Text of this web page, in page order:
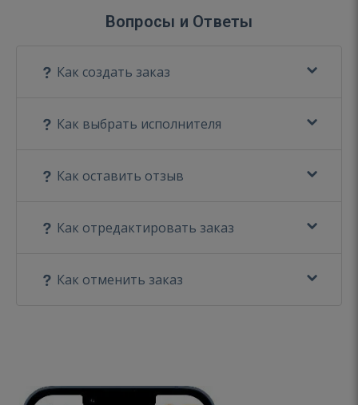
Вопросы и Ответы
Как создать заказ
Как выбрать исполнителя
Как оставить отзыв
Как отредактировать заказ
Как отменить заказ